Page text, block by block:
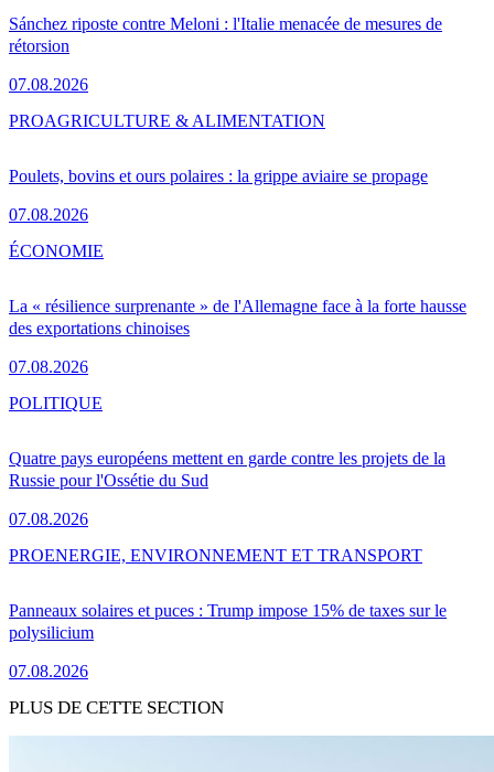
Sánchez riposte contre Meloni : l'Italie menacée de mesures de
rétorsion
07.08.2026
Poulets, bovins et ours polaires : la grippe aviaire se propage
07.08.2026
PROAGRICULTURE & ALIMENTATION
La « résilience surprenante » de l'Allemagne face à la forte hausse
des exportations chinoises
07.08.2026
ÉCONOMIE
Quatre pays européens mettent en garde contre les projets de la
Russie pour l'Ossétie du Sud
07.08.2026
POLITIQUE
Panneaux solaires et puces : Trump impose 15% de taxes sur le
polysilicium
07.08.2026
PROENERGIE, ENVIRONNEMENT ET TRANSPORT
PLUS DE CETTE SECTION